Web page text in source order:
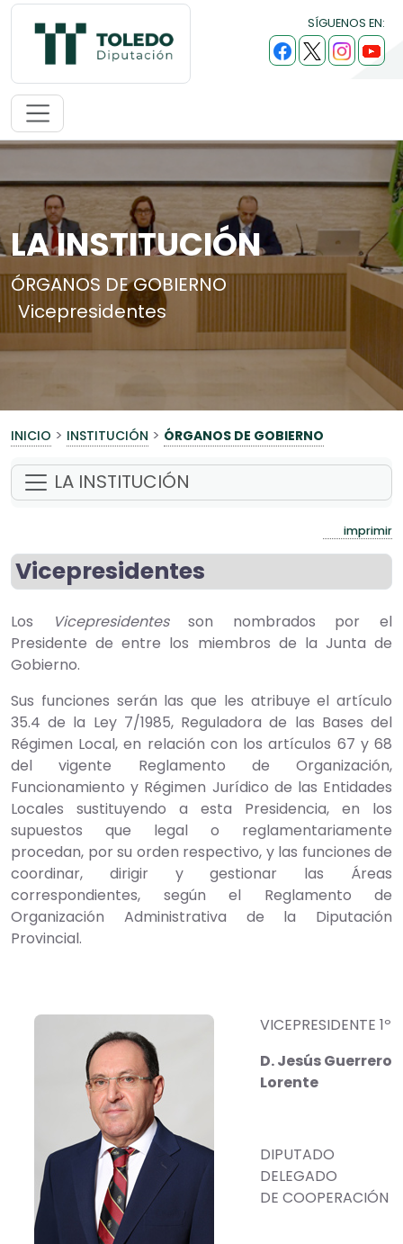
SÍGUENOS EN:
LA INSTITUCIÓN
ÓRGANOS DE GOBIERNO
Vicepresidentes
INICIO > INSTITUCIÓN > ÓRGANOS DE GOBIERNO
LA INSTITUCIÓN
imprimir
Vicepresidentes
Los Vicepresidentesson nombrados por el
Presidente de entre los miembros de la Junta de
Gobierno.
Sus funciones serán las que les atribuye el artículo
35.4 de la Ley 7/1985, Reguladora de las Bases del
Régimen Local, en relación con los artículos 67 y 68
del vigente Reglamento de Organización,
Funcionamiento y Régimen Jurídico de las Entidades
Locales sustituyendo a esta Presidencia, en los
supuestos que legal o reglamentariamente
procedan, por su orden respectivo, y las funciones de
coordinar, dirigir y gestionar las Áreas
correspondientes, según el Reglamento de
Organización Administrativa de la Diputación
Provincial.
VICEPRESIDENTE 1º
D. Jesús Guerrero
Lorente
DIPUTADO
DELEGADO
DE COOPERACIÓN